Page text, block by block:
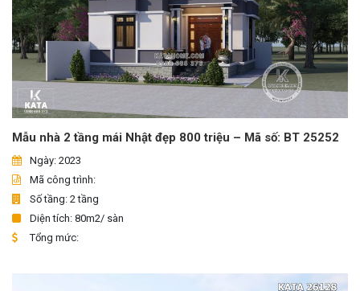
Mẫu nhà 2 tầng mái Nhật đẹp 800 triệu – Mã số: BT 25252
Ngày: 2023
Mã công trình:
Số tầng: 2 tầng
Diện tích: 80m2/ sàn
Tổng mức: